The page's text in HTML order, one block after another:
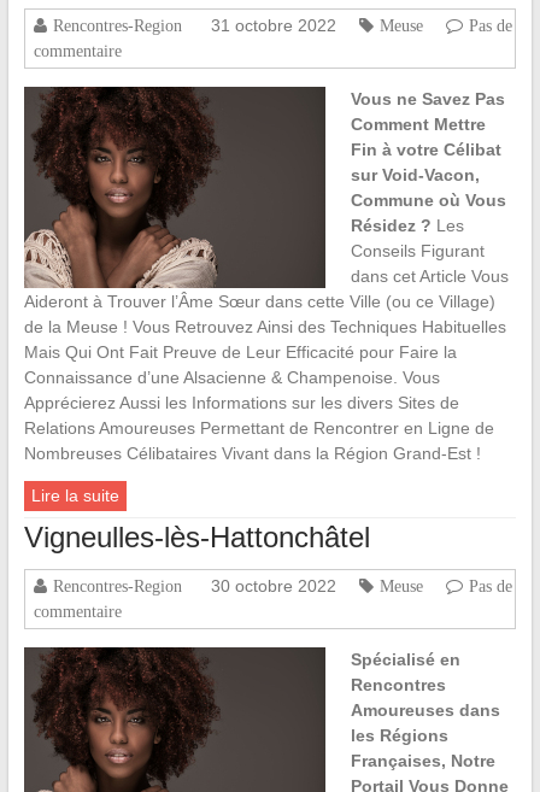
Rencontres-Region 31 octobre 2022 Meuse
Pas de
commentaire
Vous ne Savez Pas
Comment Mettre
Fin à votre Célibat
sur Void-Vacon,
Commune où Vous
Résidez ? Les
Conseils Figurant
dans cet Article Vous
Aideront à Trouver l’Âme Sœur dans cette Ville (ou ce Village)
de la Meuse ! Vous Retrouvez Ainsi des Techniques Habituelles
Mais Qui Ont Fait Preuve de Leur Efficacité pour Faire la
Connaissance d’une Alsacienne & Champenoise. Vous
Apprécierez Aussi les Informations sur les divers Sites de
Relations Amoureuses Permettant de Rencontrer en Ligne de
Nombreuses Célibataires Vivant dans la Région Grand-Est !
Lire la suite
Vigneulles-lès-Hattonchâtel
Rencontres-Region 30 octobre 2022 Meuse
Pas de
commentaire
Spécialisé en
Rencontres
Amoureuses dans
les Régions
Françaises, Notre
Portail Vous Donne